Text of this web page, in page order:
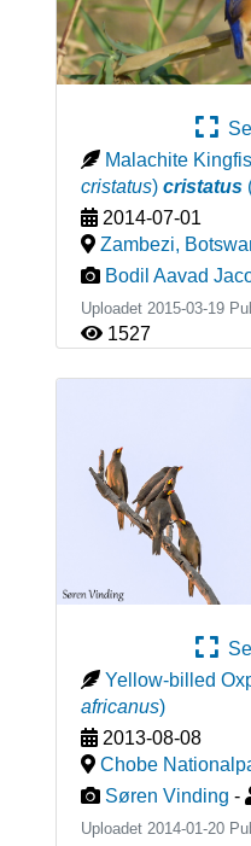
Se
Malachite
cristatus) cristatus
2014-07-01
Zambezi,
Bodil Aavad
Uploadet 2015-03-19
1527
Se
Yellow-billed
africanus)
2013-08-08
Chobe
Søren Vinding -
Uploadet 2014-01-20